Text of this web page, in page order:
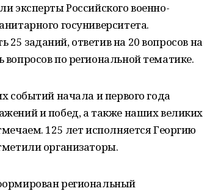
эксперты Российского военно-
госуниверситета.
заданий, ответив на 20 вопросов на
по региональной тематике.
событий начала и первого года
и побед, а также наших великих
125 лет исполняется Георгию
организаторы.
региональный